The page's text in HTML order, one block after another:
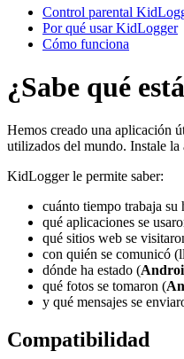
Control parental
Por qué usar KidLogger
Cómo funciona
¿Sabe qué
Hemos creado una aplicación
utilizados del mundo. Instale
KidLogger le permite saber:
cuánto tiempo trabaja su
qué aplicaciones se
qué sitios web se
con quién se comunicó
dónde ha estado (
qué fotos se tomaron (
y qué mensajes se
Compatibilidad